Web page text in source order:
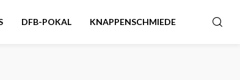
DFB-POKAL KNAPPENSCHMIEDE